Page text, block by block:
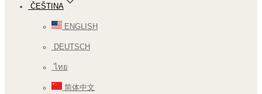
ČEŠTINA
ENGLISH
DEUTSCH
ไทย
简体中文